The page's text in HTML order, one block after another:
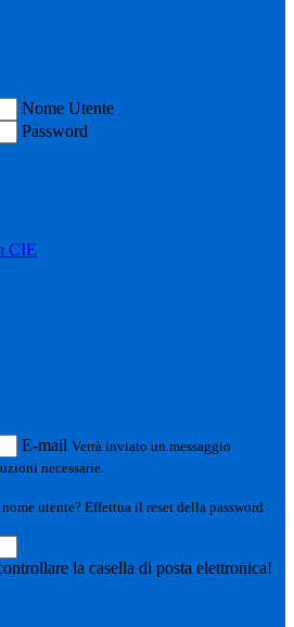
Nome Utente
Password
CIE
E-mail Verrà inviato un messaggio
necessarie.
utente? Effettua il reset della password
la casella di posta elettronica!